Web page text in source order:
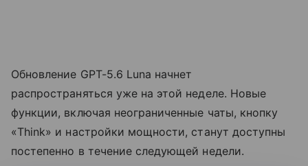
Обновление GPT-5.6 Luna начнет
распространяться уже на этой неделе. Новые
функции, включая неограниченные чаты, кнопку
«Think» и настройки мощности, станут доступны
постепенно в течение следующей недели.